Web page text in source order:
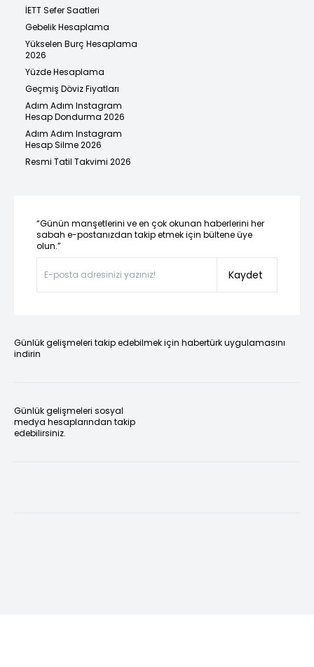
İETT Sefer Saatleri
Gebelik Hesaplama
Yükselen Burç Hesaplama
2026
Yüzde Hesaplama
Geçmiş Döviz Fiyatları
Adım Adım Instagram
Hesap Dondurma 2026
Adım Adım Instagram
Hesap Silme 2026
Resmi Tatil Takvimi 2026
“Günün manşetlerini ve en çok okunan haberlerini her
sabah e-postanızdan takip etmek için bültene üye
olun.”
Kaydet
Günlük gelişmeleri takip edebilmek için habertürk uygulamasını
indirin
Günlük gelişmeleri sosyal
medya hesaplarından takip
edebilirsiniz.